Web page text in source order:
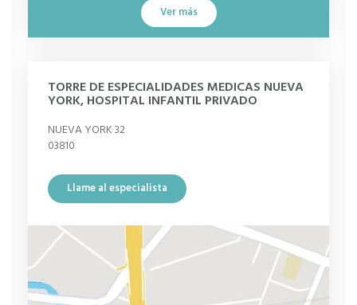
Ver más
TORRE DE ESPECIALIDADES MEDICAS NUEVA
YORK, HOSPITAL INFANTIL PRIVADO
NUEVA YORK 32
03810
Llame al especialista